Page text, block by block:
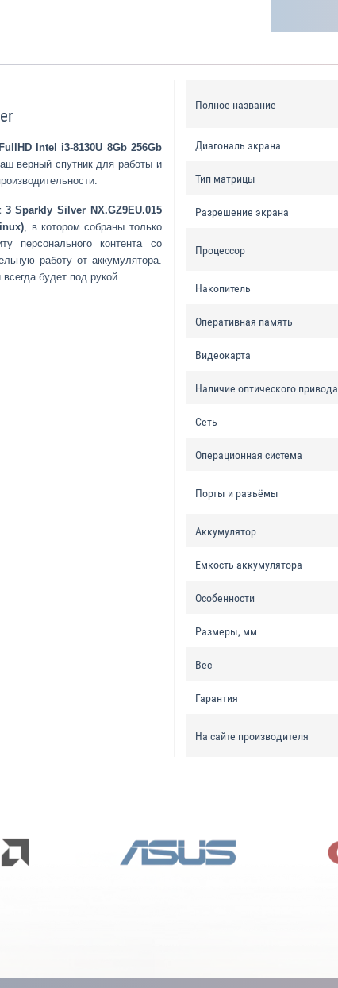
Intel i3-8130U 8Gb 256Gb
верный спутник для работы и
3 Sparkly Silver NX.GZ9EU.015
, в котором собраны только
персонального контента со
работу от аккумулятора.
будет под рукой.
Полное название
Диагональ экрана
Тип матрицы
Разрешение экрана
Процессор
Накопитель
Оперативная память
Видеокарта
Наличие оптического привода
Сеть
Операционная система
Порты и разъёмы
Аккумулятор
Емкость аккумулятора
Особенности
Размеры, мм
Вес
Гарантия
На сайте производителя